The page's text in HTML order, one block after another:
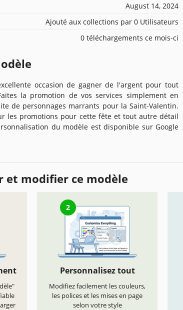
August 14, 2024
Ajouté aux collections par 0 Utilisateurs
0 téléchargements ce mois-ci
occasion de gagner de l'argent pour tout
la promotion de vos services simplement en
de personnages marrants pour la Saint-Valentin.
les promotions pour cette fête et tout autre détail
du modèle est disponible sur Google
et modifier ce modèle
2
Personnalisez tout
Modifiez facilement les couleurs,
les polices et les mises en page
selon votre style